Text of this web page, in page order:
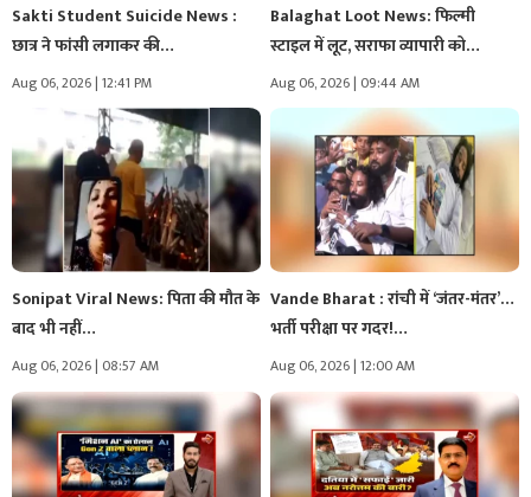
Sakti Student Suicide News :
छात्र ने फांसी लगाकर की…
Aug 06, 2026 | 12:41 PM
Balaghat Loot News: फिल्मी
स्टाइल में लूट, सराफा व्यापारी को…
Aug 06, 2026 | 09:44 AM
Sonipat Viral News: पिता की मौत के
बाद भी नहीं…
Aug 06, 2026 | 08:57 AM
Vande Bharat : रांची में ‘जंतर-मंतर’…
भर्ती परीक्षा पर गदर!…
Aug 06, 2026 | 12:00 AM